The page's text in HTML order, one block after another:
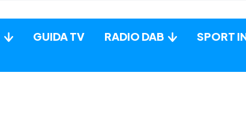
GUIDA TV RADIO DAB SPORT